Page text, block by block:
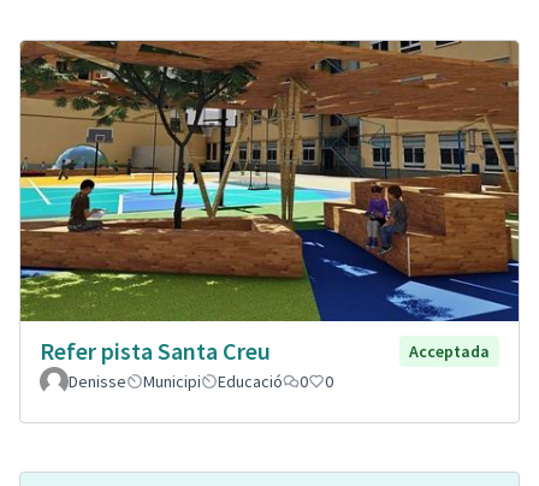
Refer pista Santa Creu
Acceptada
Denisse
Municipi Educació 0 0